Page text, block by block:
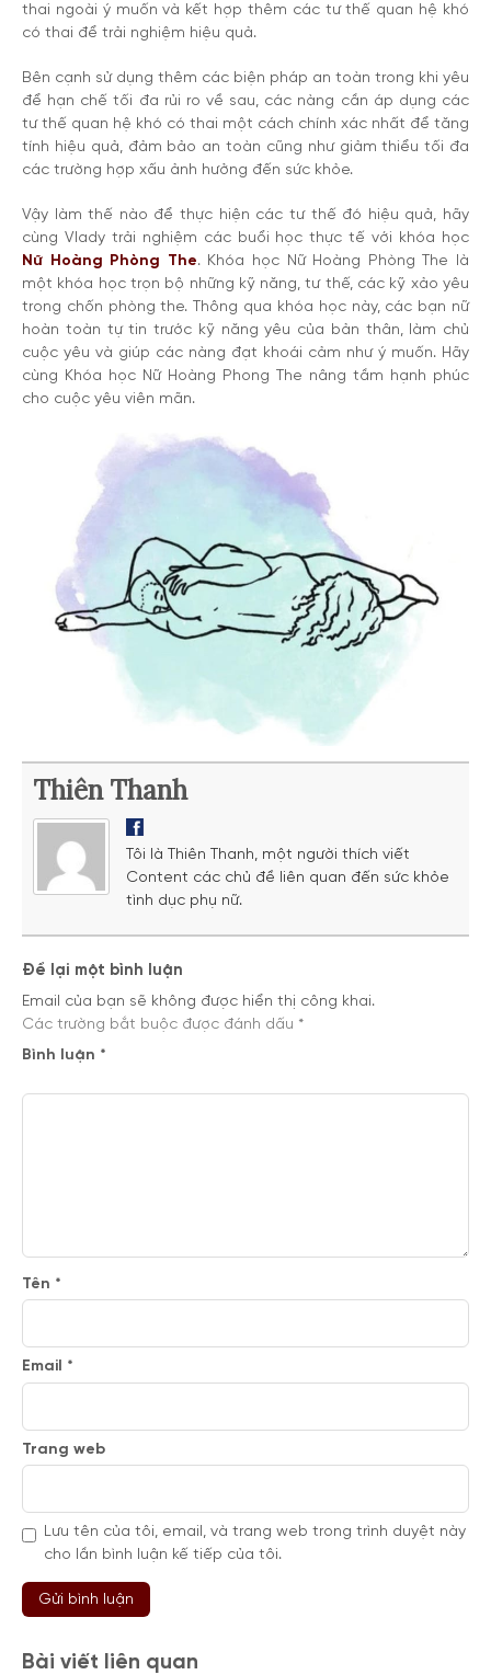
thai ngoài ý muốn và kết hợp thêm các tư thế quan hệ khó
có thai để trải nghiệm hiệu quả.
Bên cạnh sử dụng thêm các biện pháp an toàn trong khi yêu
để hạn chế tối đa rủi ro về sau, các nàng cần áp dụng các
tư thế quan hệ khó có thai một cách chính xác nhất để tăng
tính hiệu quả, đảm bảo an toàn cũng như giảm thiểu tối đa
các trường hợp xấu ảnh hưởng đến sức khỏe.
Vậy làm thế nào để thực hiện các tư thế đó hiệu quả, hãy
cùng Vlady trải nghiệm các buổi học thực tế với khóa học
Nữ Hoàng Phòng The. Khóa học Nữ Hoàng Phòng The là
một khóa học trọn bộ những kỹ năng, tư thế, các kỹ xảo yêu
trong chốn phòng the. Thông qua khóa học này, các bạn nữ
hoàn toàn tự tin trước kỹ năng yêu của bản thân, làm chủ
cuộc yêu và giúp các nàng đạt khoái cảm như ý muốn. Hãy
cùng Khóa học Nữ Hoàng Phong The nâng tầm hạnh phúc
cho cuộc yêu viên mãn.
Thiên Thanh
Tôi là Thiên Thanh, một người thích viết
Content các chủ đề liên quan đến sức khỏe
tình dục phụ nữ.
Để lại một bình luận
Email của bạn sẽ không được hiển thị công khai.
Các trường bắt buộc được đánh dấu *
Bình luận *
Tên *
Email *
Trang web
Lưu tên của tôi, email, và trang web trong trình duyệt này
cho lần bình luận kế tiếp của tôi.
Bài viết liên quan